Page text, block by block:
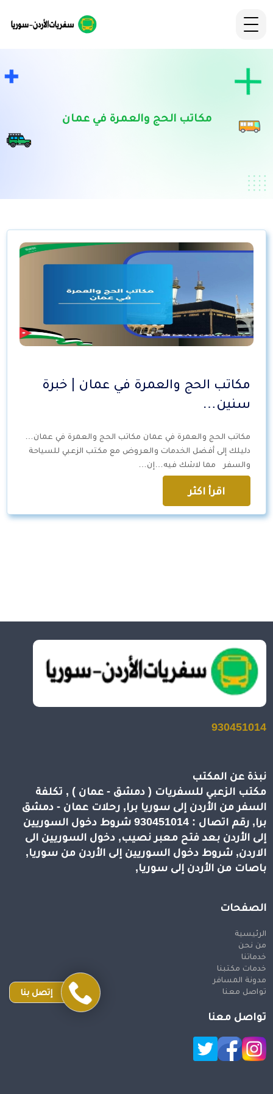
مكاتب الحج والعمرة في عمان
مكاتب الحج والعمرة في عمان | خبرة
سنين…
مكاتب الحج والعمرة في عمان مكاتب الحج والعمرة في عمان…
دليلك إلى أفضل الخدمات والعروض مع مكتب الزعبي للسياحة
والسفر مما لاشك فيه…إن…
اقرأ اكثر
930451014
نبذة عن المكتب
مكتب الزعبي للسفريات ( دمشق - عمان ) , تكلفة
السفر من الأردن إلى سوريا برا, رحلات عمان - دمشق
برا, رقم اتصال : 930451014 شروط دخول السوريين
إلى الأردن بعد فتح معبر نصيب, دخول السوريين الى
الاردن, شروط دخول السوريين إلى الأردن من سوريا,
باصات من الأردن إلى سوريا,
الصفحات
الرئيسية
من نحن
خدماتنا
خدمات مكتبنا
مدونة المسافر
تواصل معنا
تواصل معنا
إتصل بنا